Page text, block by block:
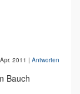
2011 | Antworten
Bauch